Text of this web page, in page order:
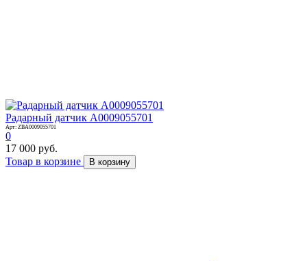
Радарный датчик A0009055701
Арт: ZBA0009055701
0
17 000 руб.
Товар в корзине
В корзину